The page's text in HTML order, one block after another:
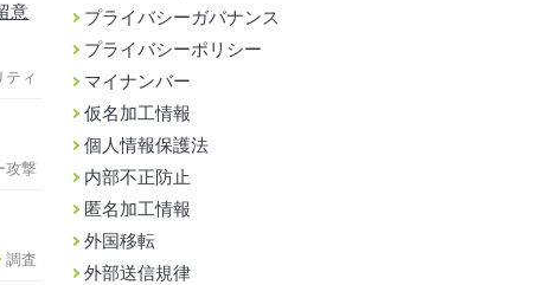
意
ティ
攻撃
調査
プライバシーガバナンス
プライバシーポリシー
マイナンバー
仮名加工情報
個人情報保護法
内部不正防止
匿名加工情報
外国移転
外部送信規律